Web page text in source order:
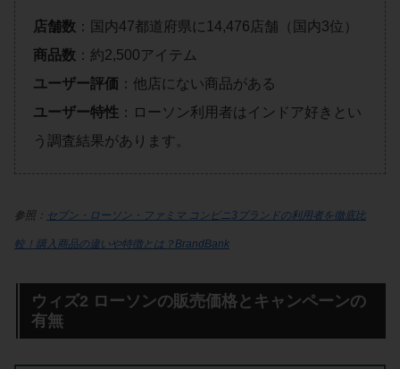
店舗数 ：国内47都道府県に14,476店舗（国内3位）
商品数 ：約2,500アイテム
ユーザー評価 ：他店にない商品がある
ユーザー特性 ：ローソン利用者はインドア好きとい
う調査結果があります。
参照： セブン・ローソン・ファミマ コンビニ3ブランドの利用者を徹底比
較！購入商品の違いや特徴とは？BrandBank
ウィズ2 ローソンの販売価格とキャンペーンの
有無